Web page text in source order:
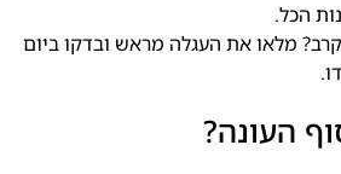
הכל.
מלאו את העגלה מראש ובדקו ביום
העונה?